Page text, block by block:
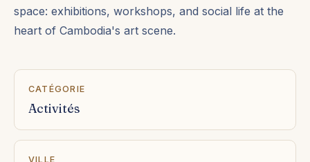
space: exhibitions, workshops, and social life at the
heart of Cambodia's art scene.
CATÉGORIE
Activités
VILLE